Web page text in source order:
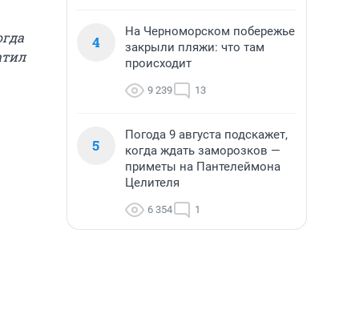
4
На Черноморском побережье
закрыли пляжи: что там
происходит
9 239 13
5
Погода 9 августа подскажет,
когда ждать заморозков —
приметы на Пантелеймона
Целителя
6 354 1